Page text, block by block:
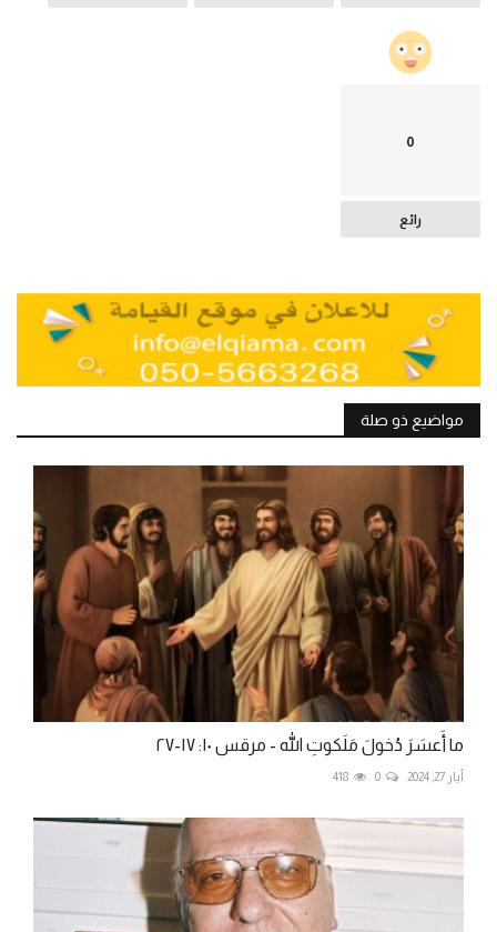
0
رائع
مواضيع ذو صلة
ما أَعسَرَ دُخولَ مَلَكوتِ الله - مرقس ١٠: ١٧-٢٧
أيار 27, 2024 0
418